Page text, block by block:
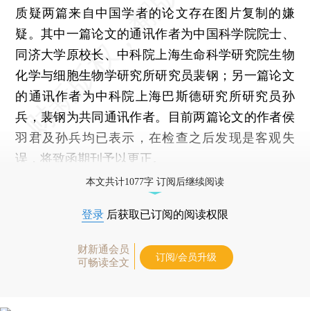
质疑两篇来自中国学者的论文存在图片复制的嫌
疑。其中一篇论文的通讯作者为中国科学院院士、
同济大学原校长、中科院上海生命科学研究院生物
化学与细胞生物学研究所研究员裴钢；另一篇论文
的通讯作者为中科院上海巴斯德研究所研究员孙
兵，裴钢为共同通讯作者。目前两篇论文的作者侯
羽君及孙兵均已表示，在检查之后发现是客观失
误，将致函期刊予以更正。
本文共计1077字 订阅后继续阅读
登录 后获取已订阅的阅读权限
财新通会员
可畅读全文
订阅/会员升级